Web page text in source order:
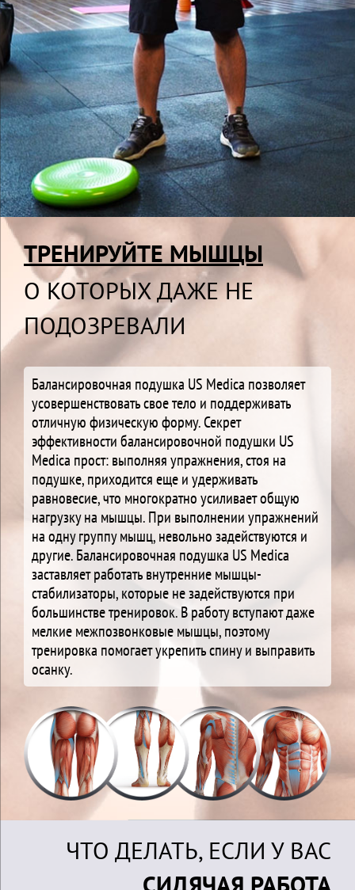
ТРЕНИРУЙТЕ МЫШЦЫ
О КОТОРЫХ ДАЖЕ НЕ
ПОДОЗРЕВАЛИ
Балансировочная подушка US Medica позволяет
усовершенствовать свое тело и поддерживать
отличную физическую форму. Секрет
эффективности балансировочной подушки US
Medica прост: выполняя упражнения, стоя на
подушке, приходится еще и удерживать
равновесие, что многократно усиливает общую
нагрузку на мышцы. При выполнении упражнений
на одну группу мышц, невольно задействуются и
другие. Балансировочная подушка US Medica
заставляет работать внутренние мышцы-
стабилизаторы, которые не задействуются при
большинстве тренировок. В работу вступают даже
мелкие межпозвонковые мышцы, поэтому
тренировка помогает укрепить спину и выправить
осанку.
ЧТО ДЕЛАТЬ, ЕСЛИ У ВАС